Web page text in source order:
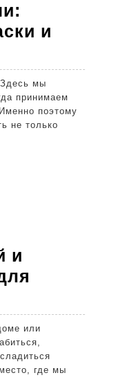
и
принимаем
поэтому
не только
и
где мы